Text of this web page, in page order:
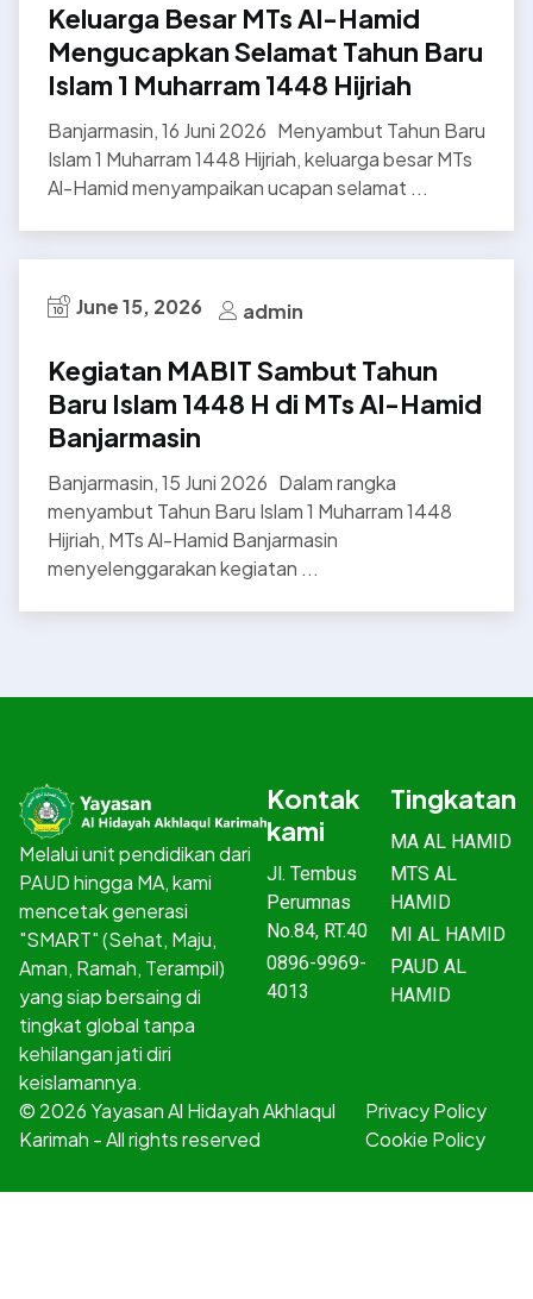
Keluarga Besar MTs Al-Hamid
Mengucapkan Selamat Tahun Baru
Islam 1 Muharram 1448 Hijriah
Banjarmasin, 16 Juni 2026 Menyambut Tahun Baru
Islam 1 Muharram 1448 Hijriah, keluarga besar MTs
Al-Hamid menyampaikan ucapan selamat ...
June 15, 2026 admin
Kegiatan MABIT Sambut Tahun
Baru Islam 1448 H di MTs Al-Hamid
Banjarmasin
Banjarmasin, 15 Juni 2026 Dalam rangka
menyambut Tahun Baru Islam 1 Muharram 1448
Hijriah, MTs Al-Hamid Banjarmasin
menyelenggarakan kegiatan ...
Melalui unit pendidikan dari
PAUD hingga MA, kami
mencetak generasi
"SMART" (Sehat, Maju,
Aman, Ramah, Terampil)
yang siap bersaing di
tingkat global tanpa
kehilangan jati diri
keislamannya.
Kontak
kami
Jl. Tembus
Perumnas
No.84, RT.40
0896-9969-
4013
Tingkatan
MA AL HAMID
MTS AL
HAMID
MI AL HAMID
PAUD AL
HAMID
© 2026 Yayasan Al Hidayah Akhlaqul
Karimah - All rights reserved
Privacy Policy
Cookie Policy